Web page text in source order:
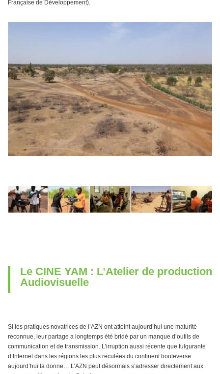
Française de Développement).
Le CINE YAM : L’Atelier de production
Audiovisuelle
Si les pratiques novatrices de l’AZN ont atteint aujourd’hui une maturité
reconnue, leur partage a longtemps été bridé par un manque d’outils de
communication et de transmission. L’irruption aussi récente que fulgurante
d’Internet dans les régions les plus reculées du continent bouleverse
aujourd’hui la donne… L’AZN peut désormais s’adresser directement aux